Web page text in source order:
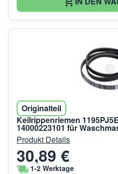
Originalteil
Keilrippenriemen
14000223101 für
Produkt Details
30,89 €
1-2 Werktage